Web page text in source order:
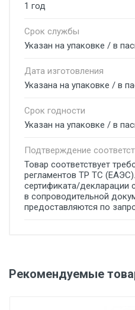
1 год
Срок службы
Указан на упаковке / в
Дата изготовления
Указана на упаковке / в
Срок годности
Указан на упаковке / в
Подтверждение
Товар соответствует
регламентов ТР ТС
сертификата/декларации
в сопроводительной
предоставляются по
Рекомендуемые